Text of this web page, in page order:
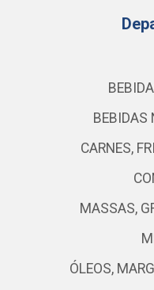
BEBIDAS
CARNES,
MASSAS,
ÓLEOS,